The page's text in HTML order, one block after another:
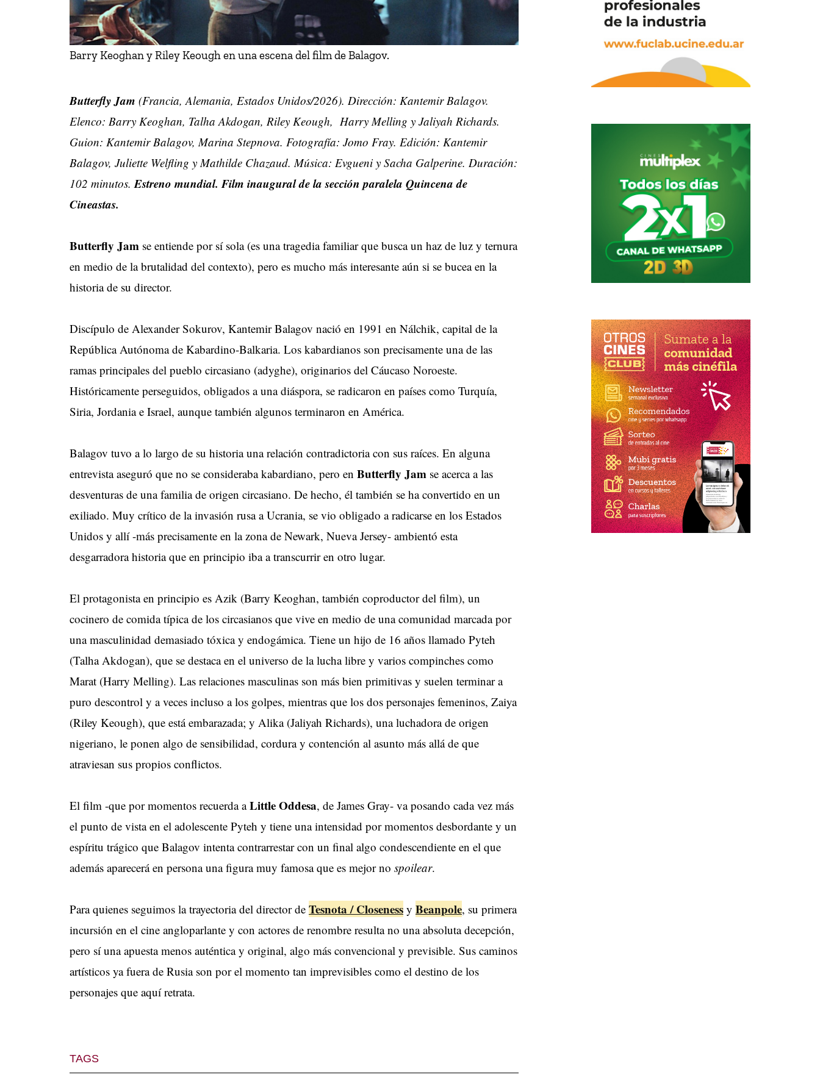
Barry Keoghan y Riley Keough en una escena del film de Balagov.
Butterfly Jam (Francia, Alemania, Estados Unidos/2026). Dirección: Kantemir Balagov.
Elenco: Barry Keoghan, Talha Akdogan, Riley Keough, Harry Melling y Jaliyah Richards.
Guion: Kantemir Balagov, Marina Stepnova. Fotografía: Jomo Fray. Edición: Kantemir
Balagov, Juliette Welfling y Mathilde Chazaud. Música: Evgueni y Sacha Galperine. Duración:
102 minutos. Estreno mundial. Film inaugural de la sección paralela Quincena de
Cineastas.
Butterfly Jam se entiende por sí sola (es una tragedia familiar que busca un haz de luz y ternura
en medio de la brutalidad del contexto), pero es mucho más interesante aún si se bucea en la
historia de su director.
Discípulo de Alexander Sokurov, Kantemir Balagov nació en 1991 en Nálchik, capital de la
República Autónoma de Kabardino-Balkaria. Los kabardianos son precisamente una de las
ramas principales del pueblo circasiano (adyghe), originarios del Cáucaso Noroeste.
Históricamente perseguidos, obligados a una diáspora, se radicaron en países como Turquía,
Siria, Jordania e Israel, aunque también algunos terminaron en América.
Balagov tuvo a lo largo de su historia una relación contradictoria con sus raíces. En alguna
entrevista aseguró que no se consideraba kabardiano, pero en Butterfly Jam se acerca a las
desventuras de una familia de origen circasiano. De hecho, él también se ha convertido en un
exiliado. Muy crítico de la invasión rusa a Ucrania, se vio obligado a radicarse en los Estados
Unidos y allí -más precisamente en la zona de Newark, Nueva Jersey- ambientó esta
desgarradora historia que en principio iba a transcurrir en otro lugar.
El protagonista en principio es Azik (Barry Keoghan, también coproductor del film), un
cocinero de comida típica de los circasianos que vive en medio de una comunidad marcada por
una masculinidad demasiado tóxica y endogámica. Tiene un hijo de 16 años llamado Pyteh
(Talha Akdogan), que se destaca en el universo de la lucha libre y varios compinches como
Marat (Harry Melling). Las relaciones masculinas son más bien primitivas y suelen terminar a
puro descontrol y a veces incluso a los golpes, mientras que los dos personajes femeninos, Zaiya
(Riley Keough), que está embarazada; y Alika (Jaliyah Richards), una luchadora de origen
nigeriano, le ponen algo de sensibilidad, cordura y contención al asunto más allá de que
atraviesan sus propios conflictos.
El film -que por momentos recuerda aLittle Oddesa, de James Gray- va posando cada vez más
el punto de vista en el adolescente Pyteh y tiene una intensidad por momentos desbordante y un
espíritu trágico que Balagov intenta contrarrestar con un final algo condescendiente en el que
además aparecerá en persona una figura muy famosa que es mejor no spoilear.
Para quienes seguimos la trayectoria del director de Tesnota / Closeness y Beanpole, su primera
incursión en el cine angloparlante y con actores de renombre resulta no una absoluta decepción,
pero sí una apuesta menos auténtica y original, algo más convencional y previsible. Sus caminos
artísticos ya fuera de Rusia son por el momento tan imprevisibles como el destino de los
personajes que aquí retrata.
TAGS